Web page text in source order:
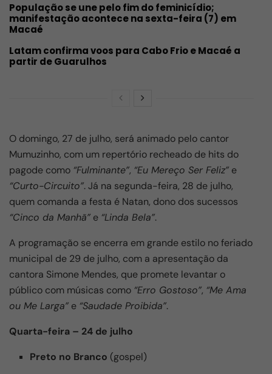
População se une pelo fim do feminicídio;
manifestação acontece na sexta-feira (7) em
Macaé
Latam confirma voos para Cabo Frio e Macaé a
partir de Guarulhos
O domingo, 27 de julho, será animado pelo cantor
Mumuzinho, com um repertório recheado de hits do
pagode como “Fulminante”, “Eu Mereço Ser Feliz” e
“Curto-Circuito”. Já na segunda-feira, 28 de julho,
quem comanda a festa é Natan, dono dos sucessos
“Cinco da Manhã” e “Linda Bela”.
A programação se encerra em grande estilo no feriado
municipal de 29 de julho, com a apresentação da
cantora Simone Mendes, que promete levantar o
público com músicas como “Erro Gostoso”, “Me Ama
ou Me Larga” e “Saudade Proibida”.
Quarta-feira – 24 de julho
Preto no Branco (gospel)